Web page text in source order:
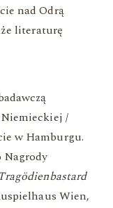
nad Odrą
literaturę
/
w Hamburgu.
Nagrody
Wien,